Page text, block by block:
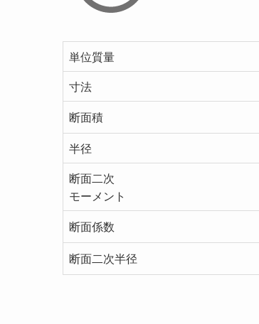
単位質量
寸法
断面積
半径
断面二次
モーメント
断面係数
断面二次半径